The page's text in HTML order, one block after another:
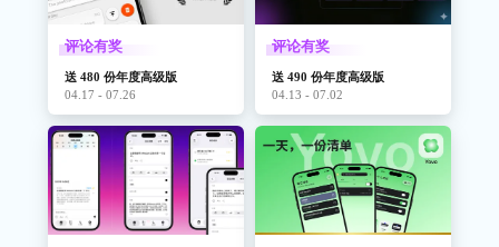
评论有奖
送 480 份年度高级版
04.17 - 07.26
评论有奖
送 490 份年度高级版
04.13 - 07.02